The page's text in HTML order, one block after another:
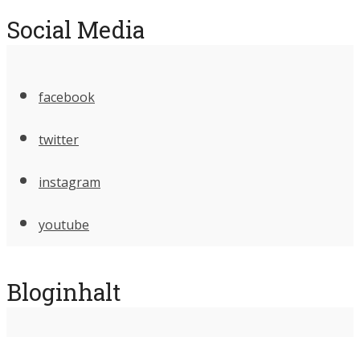
Social Media
facebook
twitter
instagram
youtube
Bloginhalt